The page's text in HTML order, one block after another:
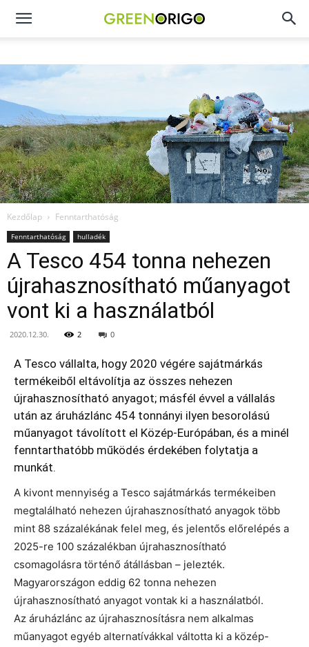
Green
Origo
portál
Kezdőlap Fenntarthatóság
Fenntarthatóság hulladék
A Tesco 454 tonna nehezen
újrahasznosítható műanyagot
vont ki a használatból
2020.12.30. 2 0
A Tesco vállalta, hogy 2020 végére sajátmárkás
termékeiből eltávolítja az összes nehezen
újrahasznosítható anyagot; másfél évvel a vállalás
után az áruházlánc 454 tonnányi ilyen besorolású
műanyagot távolított el Közép-Európában, és a minél
fenntarthatóbb működés érdekében folytatja a
munkát.
A kivont mennyiség a Tesco sajátmárkás termékeiben
megtalálható nehezen újrahasznosítható anyagok több
mint 88 százalékának felel meg, és jelentős előrelépés a
2025-re 100 százalékban újrahasznosítható
csomagolásra történő átállásban – jelezték.
Magyarországon eddig 62 tonna nehezen
újrahasznosítható anyagot vontak ki a használatból.
Az áruházlánc az újrahasznosításra nem alkalmas
műanyagot egyéb alternatívákkal váltotta ki a közép-